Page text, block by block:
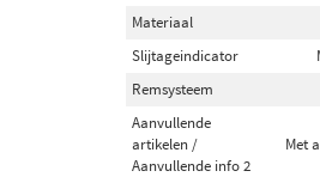
Materiaal
Slijtageindicator
Remsysteem
Aanvullende
artikelen /
Aanvullende info 2
Met